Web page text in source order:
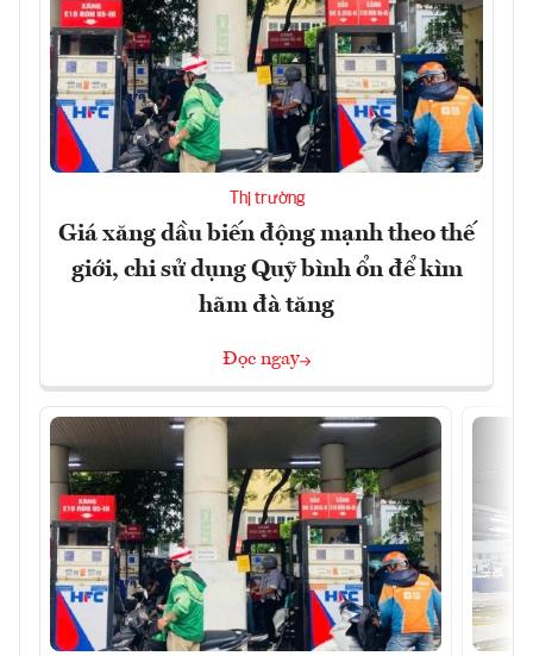
Thị trường
Giá xăng dầu biến động mạnh theo thế
giới, chi sử dụng Quỹ bình ổn để kìm
hãm đà tăng
Đọc ngay